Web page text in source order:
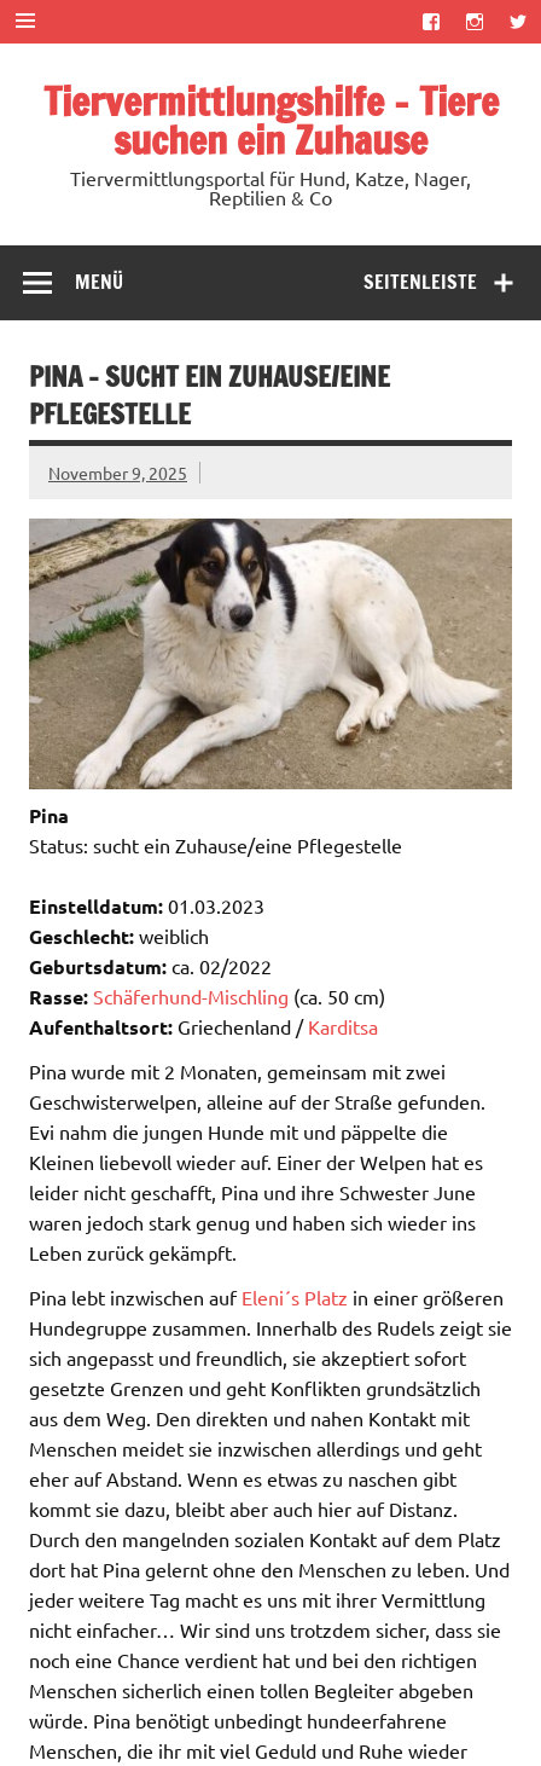
Zum
Inhalt
springen
Tiervermittlungshilfe – Tiere
suchen ein Zuhause
Tiervermittlungsportal für Hund, Katze, Nager,
Reptilien & Co
SEITENLEISTE
MENÜ
PINA – SUCHT EIN ZUHAUSE/EINE
PFLEGESTELLE
November 9, 2025
Pina
Status: sucht ein Zuhause/eine Pflegestelle
Einstelldatum: 01.03.2023
Geschlecht: weiblich
Geburtsdatum: ca. 02/2022
Rasse: Schäferhund-Mischling (ca. 50 cm)
Aufenthaltsort: Griechenland / Karditsa
Pina wurde mit 2 Monaten, gemeinsam mit zwei
Geschwisterwelpen, alleine auf der Straße gefunden.
Evi nahm die jungen Hunde mit und päppelte die
Kleinen liebevoll wieder auf. Einer der Welpen hat es
leider nicht geschafft, Pina und ihre Schwester June
waren jedoch stark genug und haben sich wieder ins
Leben zurück gekämpft.
Pina lebt inzwischen auf Eleni´s Platz in einer größeren
Hundegruppe zusammen. Innerhalb des Rudels zeigt sie
sich angepasst und freundlich, sie akzeptiert sofort
gesetzte Grenzen und geht Konflikten grundsätzlich
aus dem Weg. Den direkten und nahen Kontakt mit
Menschen meidet sie inzwischen allerdings und geht
eher auf Abstand. Wenn es etwas zu naschen gibt
kommt sie dazu, bleibt aber auch hier auf Distanz.
Durch den mangelnden sozialen Kontakt auf dem Platz
dort hat Pina gelernt ohne den Menschen zu leben. Und
jeder weitere Tag macht es uns mit ihrer Vermittlung
nicht einfacher… Wir sind uns trotzdem sicher, dass sie
noch eine Chance verdient hat und bei den richtigen
Menschen sicherlich einen tollen Begleiter abgeben
würde. Pina benötigt unbedingt hundeerfahrene
Menschen, die ihr mit viel Geduld und Ruhe wieder